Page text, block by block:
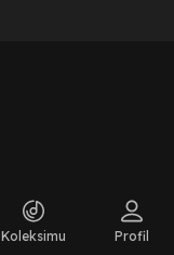
Koleksimu Profil